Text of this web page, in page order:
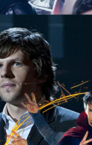
รอาชาใน Now You
ภาคและกำลังรอการกลับมา
Retaliation (2013) และ
ยภาคนี้จะได้นักแสดงอย่าง
าร่วมแสดงด้วย โดยน่าจะได้
ฉายไปเมื่อ 4 ปีก่อน และยัง
ทำเรื่องอื่นอยู่ (หนึ่งในนั้นคือ